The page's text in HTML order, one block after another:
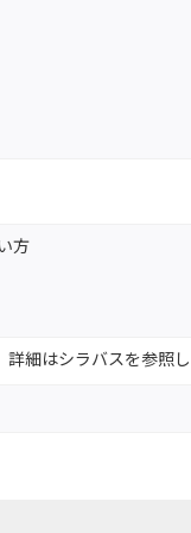
方
細はシラバスを参照し